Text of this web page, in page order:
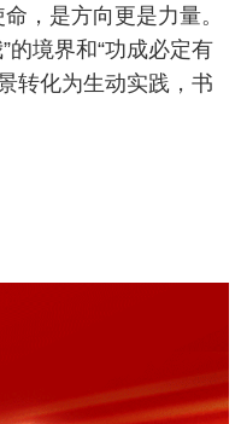
，是方向更是力量。
的境界和“功成必定有
转化为生动实践，书